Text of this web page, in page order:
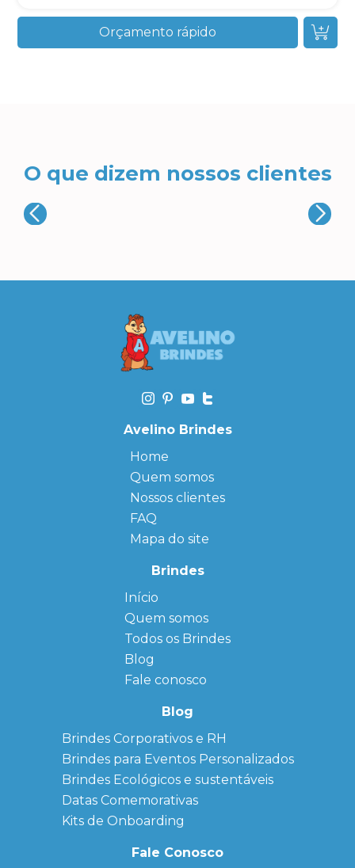
Orçamento rápido
O que dizem nossos clientes
Avelino Brindes
Home
Quem somos
Nossos clientes
FAQ
Mapa do site
Brindes
Início
Quem somos
← Back
FAQ
Sitemap
Todos os Brindes
← Back
Agendas
Personalizadas
Personalizado
personalizados
Brindes
Corporativos
Copos Térmicos
Personalizados
Datas Especiais
Ecobag
Personalizada
Kits
Blog
Fale conosco
Blog
Brindes Corporativos e RH
Brindes para Eventos Personalizados
Brindes Ecológicos e sustentáveis
Datas Comemorativas
Kits de Onboarding
Fale Conosco